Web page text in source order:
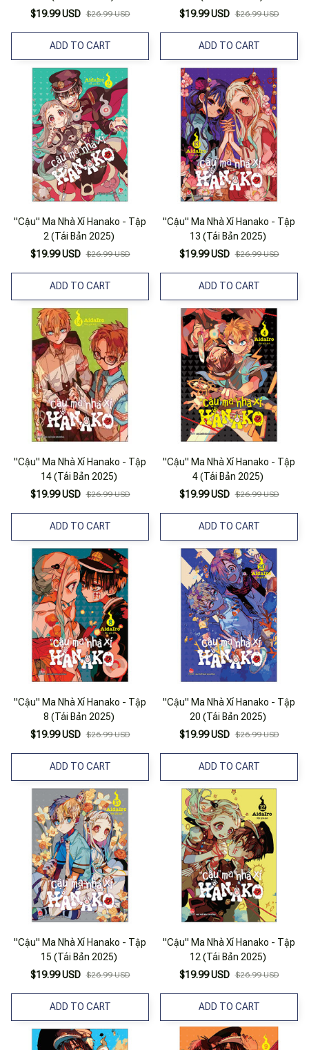
$19.99 USD $26.99 USD
ADD TO CART
$19.99 USD $26.99 USD
ADD TO CART
"Cậu" Ma Nhà Xí Hanako - Tập
2 (Tái Bản 2025)
$19.99 USD $26.99 USD
ADD TO CART
"Cậu" Ma Nhà Xí Hanako - Tập
13 (Tái Bản 2025)
$19.99 USD $26.99 USD
ADD TO CART
"Cậu" Ma Nhà Xí Hanako - Tập
14 (Tái Bản 2025)
$19.99 USD $26.99 USD
ADD TO CART
"Cậu" Ma Nhà Xí Hanako - Tập
4 (Tái Bản 2025)
$19.99 USD $26.99 USD
ADD TO CART
"Cậu" Ma Nhà Xí Hanako - Tập
8 (Tái Bản 2025)
$19.99 USD $26.99 USD
ADD TO CART
"Cậu" Ma Nhà Xí Hanako - Tập
20 (Tái Bản 2025)
$19.99 USD $26.99 USD
ADD TO CART
"Cậu" Ma Nhà Xí Hanako - Tập
15 (Tái Bản 2025)
$19.99 USD $26.99 USD
ADD TO CART
"Cậu" Ma Nhà Xí Hanako - Tập
12 (Tái Bản 2025)
$19.99 USD $26.99 USD
ADD TO CART